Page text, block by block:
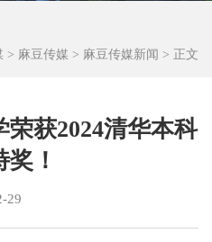
> 麻豆传媒 > 麻豆传媒新闻 > 正文
获2024清华本科
奖！
29